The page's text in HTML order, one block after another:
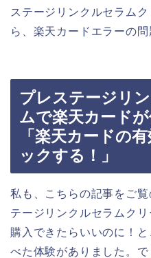
ステージリンクルセラム
ら、楽天カードエラーの
プレステージリ
ムで楽天カード
「楽天カードの
ックする！」
私も、こちらの記事をご
テージリンクルセラムク
購入できたらいいのに！
べた体験がありました。で